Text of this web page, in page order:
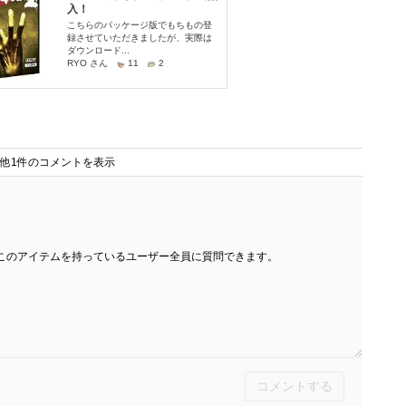
1件のコメントを表示
のアイテムを持っているユーザー全員に質問できます。
コメントする